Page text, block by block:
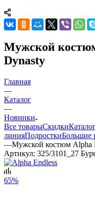
Мужской
Dynasty
Главная
—
Каталог
—
Новинки
Все товарыСкидки
линияПодросткиБольшие
—Мужской костюм Alpha
Артикул: 325/3101_27
65%